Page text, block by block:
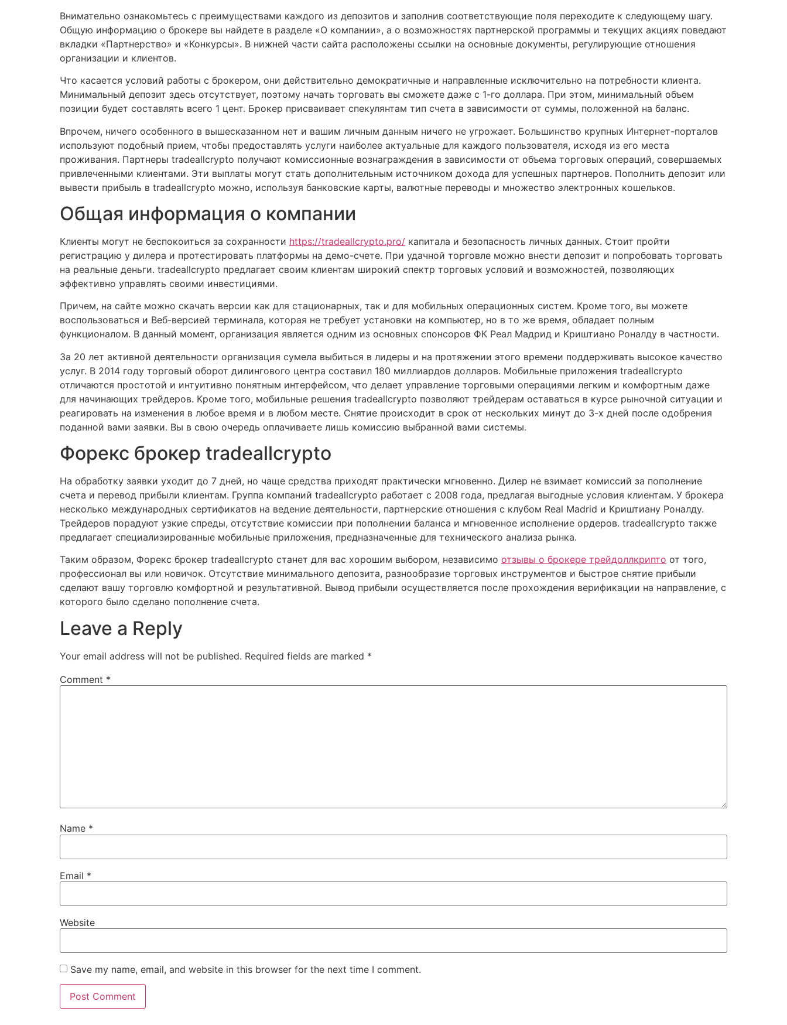
Внимательно ознакомьтесь с преимуществами каждого из депозитов и заполнив соответствующие поля переходите к следующему шагу.
Общую информацию о брокере вы найдете в разделе «О компании», а о возможностях партнерской программы и текущих акциях поведают
вкладки «Партнерство» и «Конкурсы». В нижней части сайта расположены ссылки на основные документы, регулирующие отношения
организации и клиентов.
Что касается условий работы с брокером, они действительно демократичные и направленные исключительно на потребности клиента.
Минимальный депозит здесь отсутствует, поэтому начать торговать вы сможете даже с 1-го доллара. При этом, минимальный объем
позиции будет составлять всего 1 цент. Брокер присваивает спекулянтам тип счета в зависимости от суммы, положенной на баланс.
Впрочем, ничего особенного в вышесказанном нет и вашим личным данным ничего не угрожает. Большинство крупных Интернет-порталов
используют подобный прием, чтобы предоставлять услуги наиболее актуальные для каждого пользователя, исходя из его места
проживания. Партнеры tradeallcrypto получают комиссионные вознаграждения в зависимости от объема торговых операций, совершаемых
привлеченными клиентами. Эти выплаты могут стать дополнительным источником дохода для успешных партнеров. Пополнить депозит или
вывести прибыль в tradeallcrypto можно, используя банковские карты, валютные переводы и множество электронных кошельков.
Общая информация о компании
Клиенты могут не беспокоиться за сохранности https://tradeallcrypto.pro/ капитала и безопасность личных данных. Стоит пройти
регистрацию у дилера и протестировать платформы на демо-счете. При удачной торговле можно внести депозит и попробовать торговать
на реальные деньги. tradeallcrypto предлагает своим клиентам широкий спектр торговых условий и возможностей, позволяющих
эффективно управлять своими инвестициями.
Причем, на сайте можно скачать версии как для стационарных, так и для мобильных операционных систем. Кроме того, вы можете
воспользоваться и Веб-версией терминала, которая не требует установки на компьютер, но в то же время, обладает полным
функционалом. В данный момент, организация является одним из основных спонсоров ФК Реал Мадрид и Криштиано Роналду в частности.
За 20 лет активной деятельности организация сумела выбиться в лидеры и на протяжении этого времени поддерживать высокое качество
услуг. В 2014 году торговый оборот дилингового центра составил 180 миллиардов долларов. Мобильные приложения tradeallcrypto
отличаются простотой и интуитивно понятным интерфейсом, что делает управление торговыми операциями легким и комфортным даже
для начинающих трейдеров. Кроме того, мобильные решения tradeallcrypto позволяют трейдерам оставаться в курсе рыночной ситуации и
реагировать на изменения в любое время и в любом месте. Снятие происходит в срок от нескольких минут до 3-х дней после одобрения
поданной вами заявки. Вы в свою очередь оплачиваете лишь комиссию выбранной вами системы.
Форекс брокер tradeallcrypto
На обработку заявки уходит до 7 дней, но чаще средства приходят практически мгновенно. Дилер не взимает комиссий за пополнение
счета и перевод прибыли клиентам. Группа компаний tradeallcrypto работает с 2008 года, предлагая выгодные условия клиентам. У брокера
несколько международных сертификатов на ведение деятельности, партнерские отношения с клубом Real Madrid и Криштиану Роналду.
Трейдеров порадуют узкие спреды, отсутствие комиссии при пополнении баланса и мгновенное исполнение ордеров. tradeallcrypto также
предлагает специализированные мобильные приложения, предназначенные для технического анализа рынка.
Таким образом, Форекс брокер tradeallcrypto станет для вас хорошим выбором, независимо отзывы о брокере трейдоллкрипто от того,
профессионал вы или новичок. Отсутствие минимального депозита, разнообразие торговых инструментов и быстрое снятие прибыли
сделают вашу торговлю комфортной и результативной. Вывод прибыли осуществляется после прохождения верификации на направление, с
которого было сделано пополнение счета.
Leave a Reply
Your email address will not be published. Required fields are marked *
Comment *
Name *
Email *
Website
Save my name, email, and website in this browser for the next time I comment.